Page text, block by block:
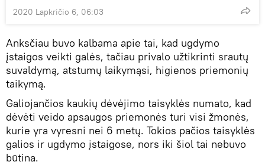
2020 Lapkričio 6, 06:03
Anksčiau buvo kalbama apie tai, kad ugdymo
įstaigos veikti galės, tačiau privalo užtikrinti srautų
suvaldymą, atstumų laikymąsi, higienos priemonių
taikymą.
Galiojančios kaukių dėvėjimo taisyklės numato, kad
dėvėti veido apsaugos priemonės turi visi žmonės,
kurie yra vyresni nei 6 metų. Tokios pačios taisyklės
galios ir ugdymo įstaigose, nors iki šiol tai nebuvo
būtina.